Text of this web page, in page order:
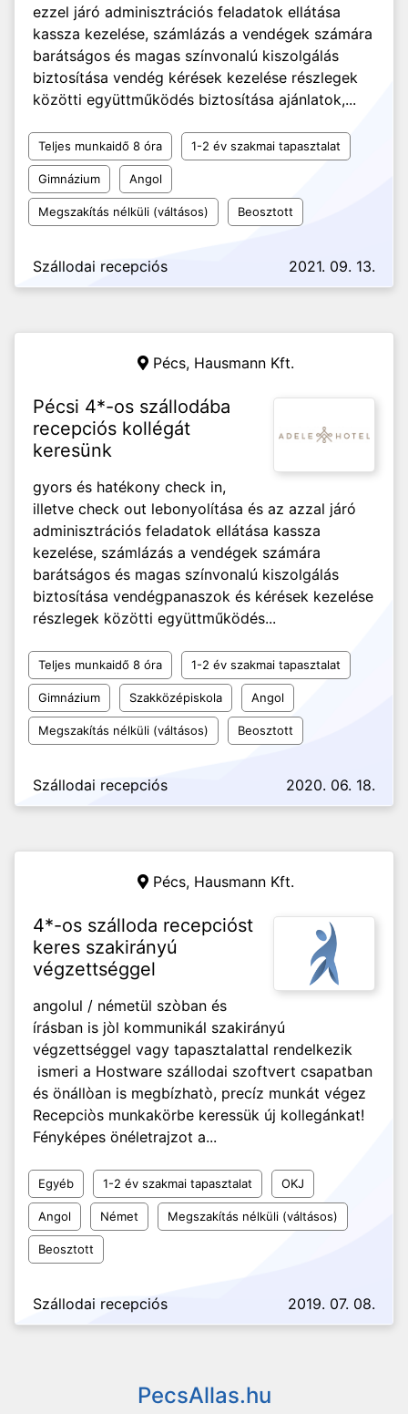
ezzel járó adminisztrációs feladatok ellátása
kassza kezelése, számlázás a vendégek számára
barátságos és magas színvonalú kiszolgálás
biztosítása vendég kérések kezelése részlegek
közötti együttműködés biztosítása ajánlatok,...
Teljes munkaidő 8 óra 1-2 év szakmai tapasztalat
Gimnázium Angol
Megszakítás nélküli (váltásos) Beosztott
Szállodai recepciós 2021. 09. 13.
Pécs, Hausmann Kft.
Pécsi 4*-os szállodába
recepciós kollégát
keresünk
gyors és hatékony check in,
illetve check out lebonyolítása és az azzal járó
adminisztrációs feladatok ellátása kassza
kezelése, számlázás a vendégek számára
barátságos és magas színvonalú kiszolgálás
biztosítása vendégpanaszok és kérések kezelése
részlegek közötti együttműködés...
Teljes munkaidő 8 óra 1-2 év szakmai tapasztalat
Gimnázium Szakközépiskola Angol
Megszakítás nélküli (váltásos) Beosztott
Szállodai recepciós 2020. 06. 18.
Pécs, Hausmann Kft.
4*-os szálloda recepcióst
keres szakirányú
végzettséggel
angolul / németül szòban és
írásban is jòl kommunikál szakirányú
végzettséggel vagy tapasztalattal rendelkezik
ismeri a Hostware szállodai szoftvert csapatban
és önállòan is megbízhatò, precíz munkát végez
Recepciòs munkakörbe keressük új kollegánkat!
Fényképes önéletrajzot a...
Egyéb 1-2 év szakmai tapasztalat OKJ
Angol Német Megszakítás nélküli (váltásos)
Beosztott
Szállodai recepciós 2019. 07. 08.
PecsAllas.hu